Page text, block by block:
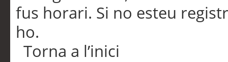
fus horari. Si no esteu
ho.
Torna a l’inici